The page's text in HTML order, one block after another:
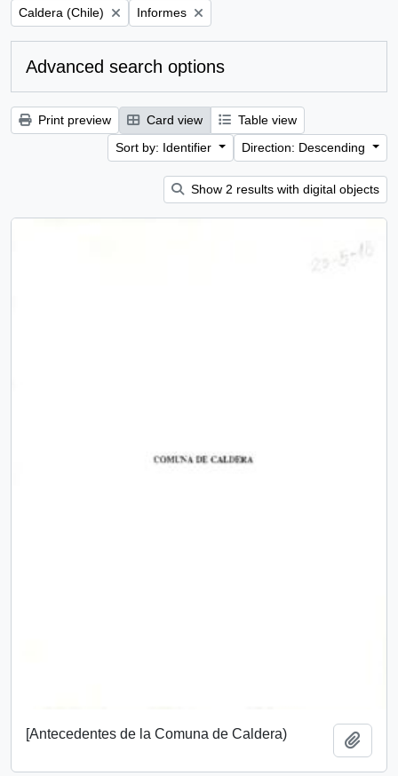
Remove filter:
Caldera (Chile) Remove filter:
Informes
Advanced search options
Print preview Card view
Table view
Sort by: Identifier
Direction: Descending
Show 2 results with digital objects
[Antecedentes de la Comuna de Caldera)